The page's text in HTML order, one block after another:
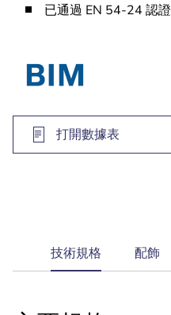
已通過 EN 54-24 認證
打開數據表
current
tab:
技術規格 配飾